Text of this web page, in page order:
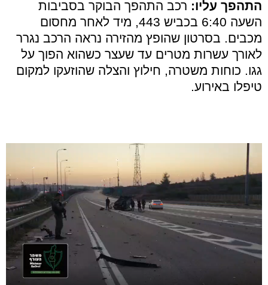
התהפך עליו: רכב התהפך הבוקר בסביבות
השעה 6:40 בכביש 443, מיד לאחר מחסום
מכבים. בסרטון שהופץ מהזירה נראה הרכב נגרר
לאורך עשרות מטרים עד שעצר כשהוא הפוך על
גגו. כוחות משטרה, חילוץ והצלה שהוזעקו למקום
טיפלו באירוע.